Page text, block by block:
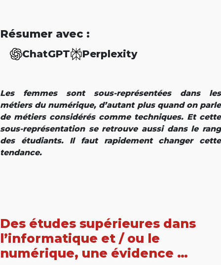
Résumer avec :
ChatGPT Perplexity
Les femmes sont sous-représentées dans les
métiers du numérique, d’autant plus quand on parle
de métiers considérés comme techniques. Et cette
sous-représentation se retrouve aussi dans le rang
des étudiants. Il faut rapidement changer cette
tendance.
Des études supérieures dans
l’informatique et / ou le
numérique, une évidence …